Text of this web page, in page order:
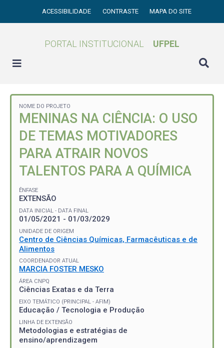
ACESSIBILIDADE CONTRASTE MAPA DO SITE
PORTAL INSTITUCIONAL UFPEL
NOME DO PROJETO
MENINAS NA CIÊNCIA: O USO
DE TEMAS MOTIVADORES
PARA ATRAIR NOVOS
TALENTOS PARA A QUÍMICA
ÊNFASE
EXTENSÃO
DATA INICIAL - DATA FINAL
01/05/2021 - 01/03/2029
UNIDADE DE ORIGEM
Centro de Ciências Químicas, Farmacêuticas e de
Alimentos
COORDENADOR ATUAL
MARCIA FOSTER MESKO
ÁREA CNPQ
Ciências Exatas e da Terra
EIXO TEMÁTICO (PRINCIPAL - AFIM)
Educação / Tecnologia e Produção
LINHA DE EXTENSÃO
Metodologias e estratégias de
ensino/aprendizagem